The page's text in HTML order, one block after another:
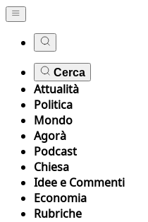
Cerca
Attualità
Politica
Mondo
Agorà
Podcast
Chiesa
Idee e Commenti
Economia
Rubriche